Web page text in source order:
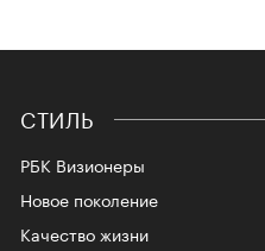
СТИЛЬ
РБК Визионеры
Новое поколение
Качество жизни